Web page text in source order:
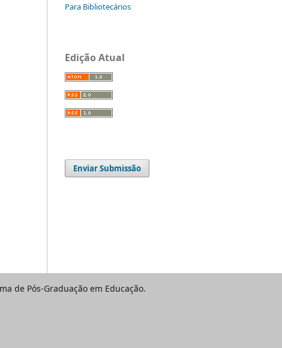
Para Bibliotecários
Edição Atual
Enviar Submissão
de Pós-Graduação em Educação.